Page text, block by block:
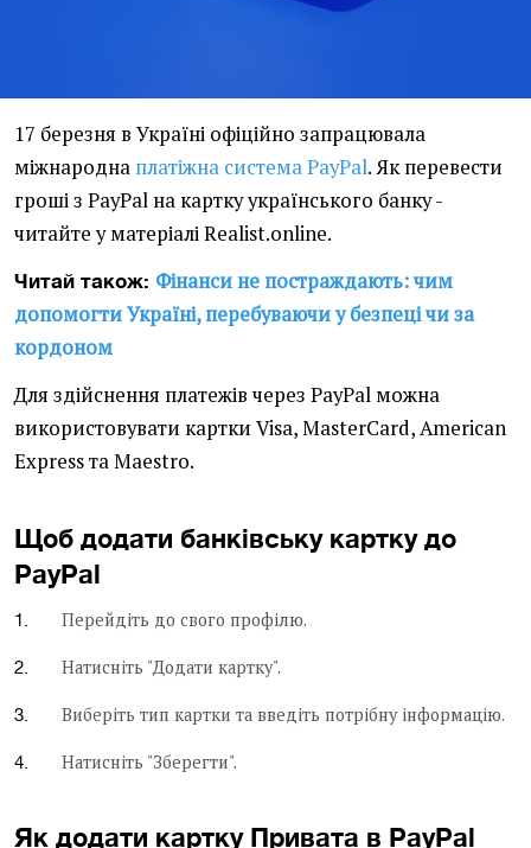
17 березня в Україні офіційно запрацювала
міжнародна платіжна система PayPal. Як перевести
гроші з PayPal на картку українського банку -
читайте у матеріалі Realist.online.
Читай також: Фінанси не постраждають: чим
допомогти Україні, перебуваючи у безпеці чи за
кордоном
Для здійснення платежів через PayPal можна
використовувати картки Visa, MasterCard, American
Express та Maestro.
Щоб додати банківську карткудо
PayPal
Перейдіть до свого профілю.
Натисніть "Додати картку".
Виберіть тип картки та введіть потрібну інформацію.
Натисніть "Зберегти".
Як додати картку Привата в PayPal